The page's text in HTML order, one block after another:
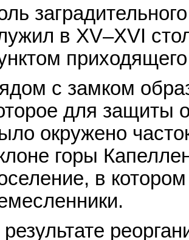
в XV–XVI
с замком
для защиты
окружено
горы
в